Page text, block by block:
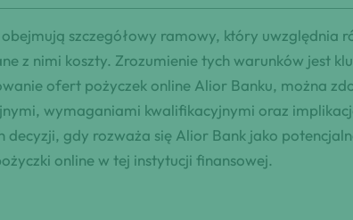
szczegółowy ramowy, który uwzględnia
z nimi koszty. Zrozumienie tych warunków jest
ofert pożyczek online Alior Banku, można
wymaganiami kwalifikacyjnymi oraz
gdy rozważa się Alior Bank jako
online w tej instytucji finansowej.